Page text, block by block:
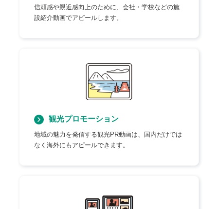
信頼感や親近感向上のために、会社・学校などの施
設紹介動画でアピールします。
観光プロモーション
地域の魅力を発信する観光PR動画は、国内だけでは
なく海外にもアピールできます。